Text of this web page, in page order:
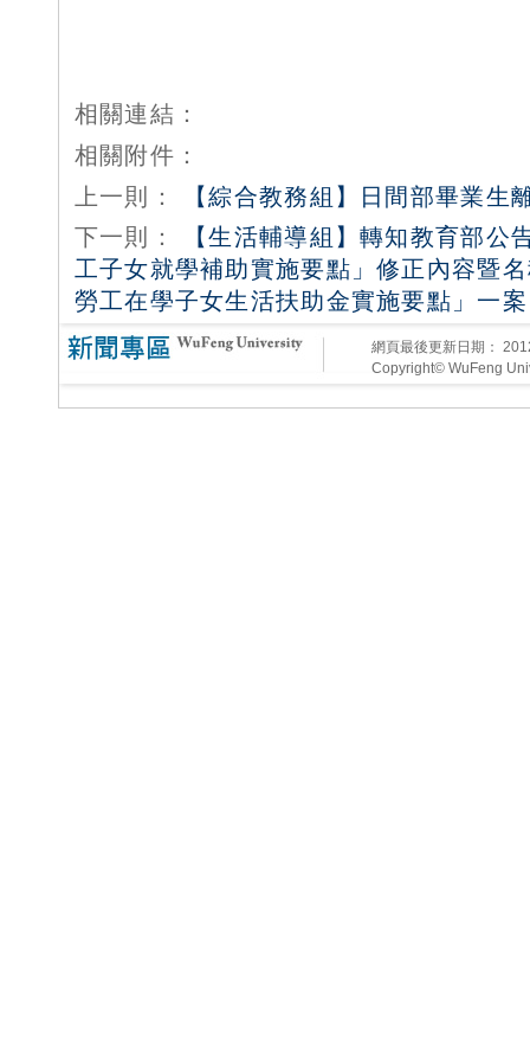
相關連結：
相關附件：
上一則：
【綜合教務組】日間部畢業生
下一則：
【生活輔導組】轉知教育部公
工子女就學補助實施要點」修正內容暨
勞工在學子女生活扶助金實施要點」一
網頁最後更新日期：
Copyright© WuFeng